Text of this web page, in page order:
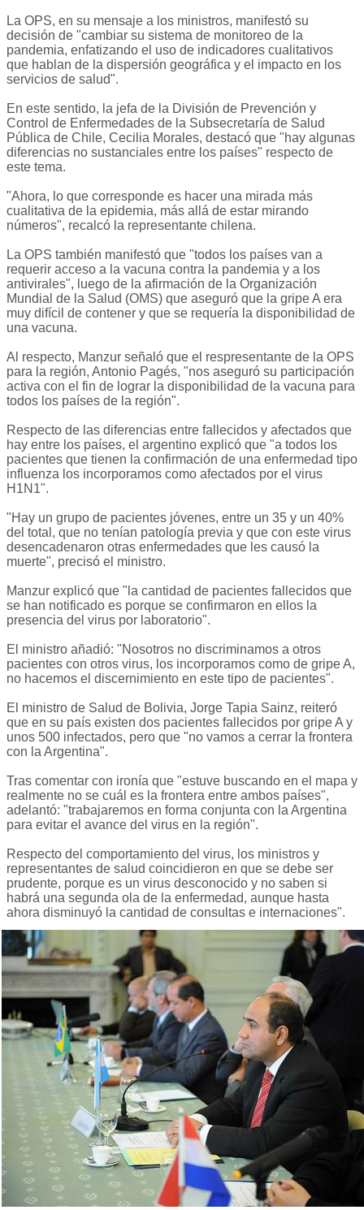
La OPS, en su mensaje a los ministros, manifestó su
decisión de "cambiar su sistema de monitoreo de la
pandemia, enfatizando el uso de indicadores cualitativos
que hablan de la dispersión geográfica y el impacto en los
servicios de salud".
En este sentido, la jefa de la División de Prevención y
Control de Enfermedades de la Subsecretaría de Salud
Pública de Chile, Cecilia Morales, destacó que "hay algunas
diferencias no sustanciales entre los países" respecto de
este tema.
"Ahora, lo que corresponde es hacer una mirada más
cualitativa de la epidemia, más allá de estar mirando
números", recalcó la representante chilena.
La OPS también manifestó que "todos los países van a
requerir acceso a la vacuna contra la pandemia y a los
antivirales", luego de la afirmación de la Organización
Mundial de la Salud (OMS) que aseguró que la gripe A era
muy difícil de contener y que se requería la disponibilidad de
una vacuna.
Al respecto, Manzur señaló que el respresentante de la OPS
para la región, Antonio Pagés, "nos aseguró su participación
activa con el fin de lograr la disponibilidad de la vacuna para
todos los países de la región".
Respecto de las diferencias entre fallecidos y afectados que
hay entre los países, el argentino explicó que "a todos los
pacientes que tienen la confirmación de una enfermedad tipo
influenza los incorporamos como afectados por el virus
H1N1".
"Hay un grupo de pacientes jóvenes, entre un 35 y un 40%
del total, que no tenían patología previa y que con este virus
desencadenaron otras enfermedades que les causó la
muerte", precisó el ministro.
Manzur explicó que "la cantidad de pacientes fallecidos que
se han notificado es porque se confirmaron en ellos la
presencia del virus por laboratorio".
El ministro añadió: "Nosotros no discriminamos a otros
pacientes con otros virus, los incorporamos como de gripe A,
no hacemos el discernimiento en este tipo de pacientes".
El ministro de Salud de Bolivia, Jorge Tapia Sainz, reiteró
que en su país existen dos pacientes fallecidos por gripe A y
unos 500 infectados, pero que "no vamos a cerrar la frontera
con la Argentina".
Tras comentar con ironía que "estuve buscando en el mapa y
realmente no se cuál es la frontera entre ambos países",
adelantó: "trabajaremos en forma conjunta con la Argentina
para evitar el avance del virus en la región".
Respecto del comportamiento del virus, los ministros y
representantes de salud coincidieron en que se debe ser
prudente, porque es un virus desconocido y no saben si
habrá una segunda ola de la enfermedad, aunque hasta
ahora disminuyó la cantidad de consultas e internaciones".